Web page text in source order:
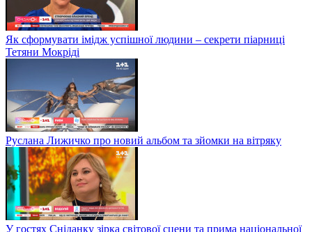
Як сформувати імідж успішної людини – секрети піарниці
Тетяни Мокріді
Руслана Лижичко про новий альбом та зйомки на вітряку
У гостях Сніданку зірка світової сцени та прима національної